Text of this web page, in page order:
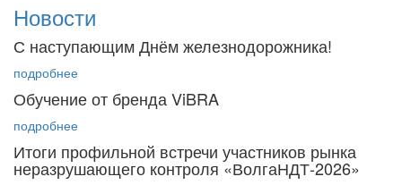
Новости
С наступающим Днём железнодорожника!
подробнее
Обучение от бренда ViBRA
подробнее
Итоги профильной встречи участников рынка
неразрушающего контроля «ВолгаНДТ-2026»